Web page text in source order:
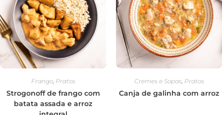
Frango, Pratos
Strogonoff de frango com
batata assada e arroz
Cremes e Sopas, Pratos
Canja de galinha com arroz